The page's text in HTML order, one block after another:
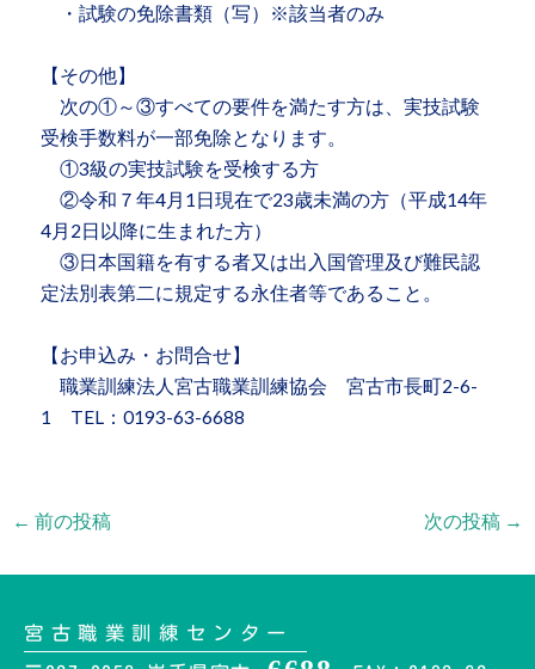
・試験の免除書類（写）※該当者のみ
【その他】
次の①～③すべての要件を満たす方は、実技試験
受検手数料が一部免除となります。
①3級の実技試験を受検する方
②令和７年4月1日現在で23歳未満の方（平成14年
4月2日以降に生まれた方）
③日本国籍を有する者又は出入国管理及び難民認
定法別表第二に規定する永住者等であること。
【お申込み・お問合せ】
職業訓練法人宮古職業訓練協会 宮古市長町2-6-
1 TEL：0193-63-6688
← 前の投稿 次の投稿 →
宮古職業訓練センター